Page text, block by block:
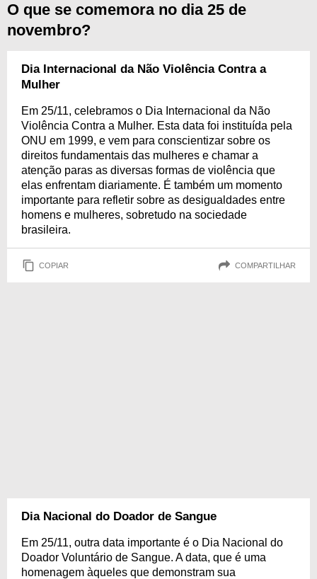
O que se comemora no dia 25 de
novembro?
Dia Internacional da Não Violência Contra a
Mulher
Em 25/11, celebramos o Dia Internacional da Não
Violência Contra a Mulher. Esta data foi instituída pela
ONU em 1999, e vem para conscientizar sobre os
direitos fundamentais das mulheres e chamar a
atenção paras as diversas formas de violência que
elas enfrentam diariamente. É também um momento
importante para refletir sobre as desigualdades entre
homens e mulheres, sobretudo na sociedade
brasileira.
COPIAR COMPARTILHAR
Dia Nacional do Doador de Sangue
Em 25/11, outra data importante é o Dia Nacional do
Doador Voluntário de Sangue. A data, que é uma
homenagem àqueles que demonstram sua